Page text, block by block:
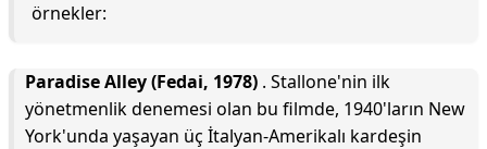
örnekler:
Paradise Alley (Fedai, 1978) . Stallone'nin ilk
yönetmenlik denemesi olan bu filmde, 1940'ların New
York'unda yaşayan üç İtalyan-Amerikalı kardeşin